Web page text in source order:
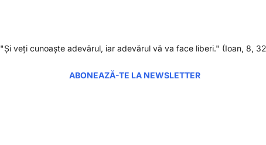
"Şi veţi cunoaşte adevărul, iar adevărul vă va face liberi." (Ioan, 8,
ABONEAZĂ-TE LA NEWSLETTER